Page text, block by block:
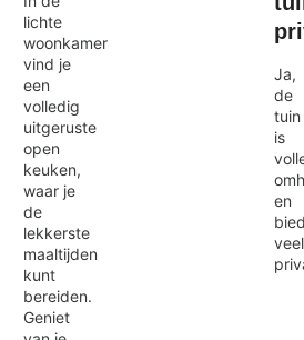
lichte
woonkamer
vind je
een
volledig
uitgeruste
open
keuken,
waar je
de
lekkerste
maaltijden
kunt
bereiden.
Geniet
Ja,
de
tuin
is
en
veel